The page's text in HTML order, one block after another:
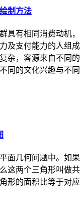
制方法
具有相同消费动机，
及支付能力的人组成
杂，客源来自不同的
同的文化兴趣与不同
面几何问题中。如果
这两个三角形叫做共
形的面积比等于对应